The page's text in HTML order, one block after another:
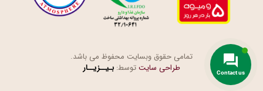
تمامی حقوق وبسایت محفوظ می باشد.
طراحی سایتتوسط: بـیــزیــار Contact us